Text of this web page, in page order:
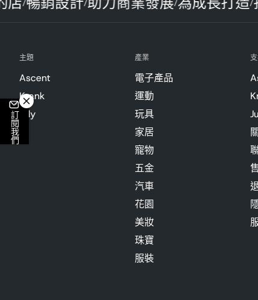
/ / /
主題
Ascent
Krank
July
產業
電子產品
運動
玩具
家居
寵物
五金
汽車
花園
美妝
珠寶
服裝
訂閱我們